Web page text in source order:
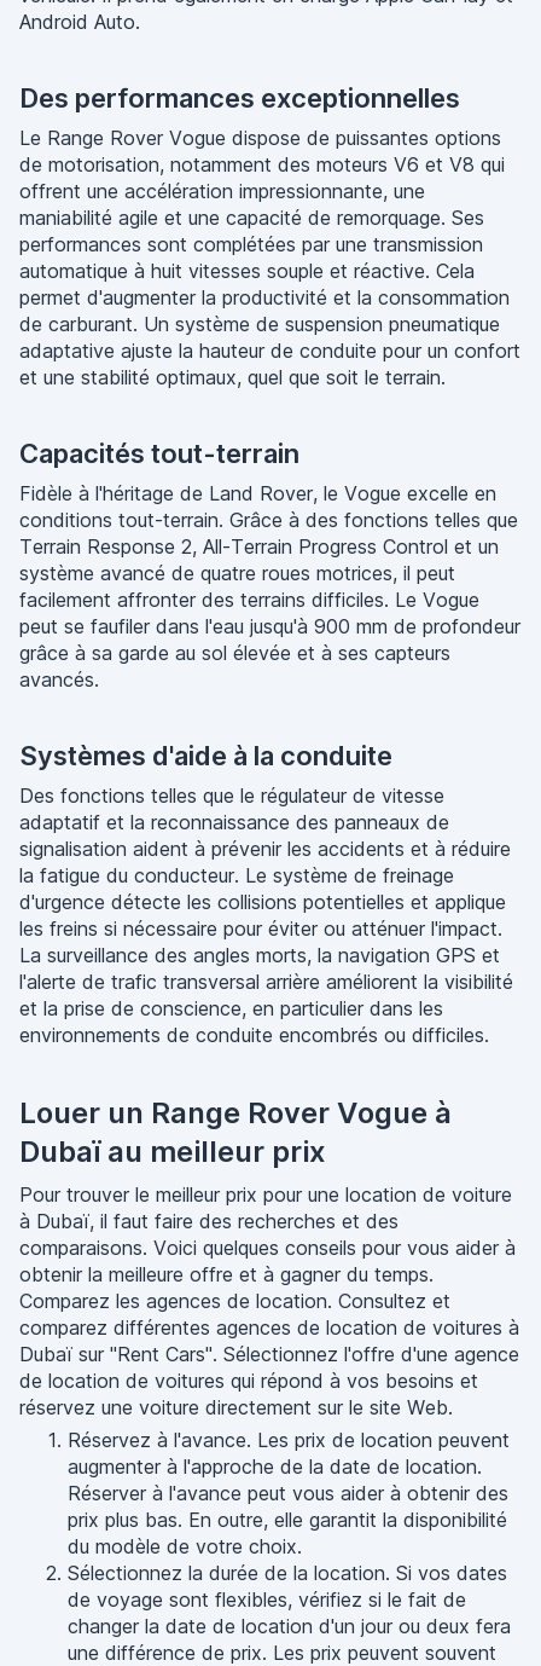
Android Auto.
Des performances exceptionnelles
Le Range Rover Vogue dispose de puissantes options
de motorisation, notamment des moteurs V6 et V8 qui
offrent une accélération impressionnante, une
maniabilité agile et une capacité de remorquage. Ses
performances sont complétées par une transmission
automatique à huit vitesses souple et réactive. Cela
permet d'augmenter la productivité et la consommation
de carburant. Un système de suspension pneumatique
adaptative ajuste la hauteur de conduite pour un confort
et une stabilité optimaux, quel que soit le terrain.
Capacités tout-terrain
Fidèle à l'héritage de Land Rover, le Vogue excelle en
conditions tout-terrain. Grâce à des fonctions telles que
Terrain Response 2, All-Terrain Progress Control et un
système avancé de quatre roues motrices, il peut
facilement affronter des terrains difficiles. Le Vogue
peut se faufiler dans l'eau jusqu'à 900 mm de profondeur
grâce à sa garde au sol élevée et à ses capteurs
avancés.
Systèmes d'aide à la conduite
Des fonctions telles que le régulateur de vitesse
adaptatif et la reconnaissance des panneaux de
signalisation aident à prévenir les accidents et à réduire
la fatigue du conducteur. Le système de freinage
d'urgence détecte les collisions potentielles et applique
les freins si nécessaire pour éviter ou atténuer l'impact.
La surveillance des angles morts, la navigation GPS et
l'alerte de trafic transversal arrière améliorent la visibilité
et la prise de conscience, en particulier dans les
environnements de conduite encombrés ou difficiles.
Louer un Range Rover Vogue à
Dubaï au meilleur prix
Pour trouver le meilleur prix pour une location de voiture
à Dubaï, il faut faire des recherches et des
comparaisons. Voici quelques conseils pour vous aider à
obtenir la meilleure offre et à gagner du temps.
Comparez les agences de location. Consultez et
comparez différentes agences de location de voitures à
Dubaï sur "Rent Cars". Sélectionnez l'offre d'une agence
de location de voitures qui répond à vos besoins et
réservez une voiture directement sur le site Web.
Réservez à l'avance. Les prix de location peuvent
augmenter à l'approche de la date de location.
Réserver à l'avance peut vous aider à obtenir des
prix plus bas. En outre, elle garantit la disponibilité
du modèle de votre choix.
Sélectionnez la durée de la location. Si vos dates
de voyage sont flexibles, vérifiez si le fait de
changer la date de location d'un jour ou deux fera
une différence de prix. Les prix peuvent souvent